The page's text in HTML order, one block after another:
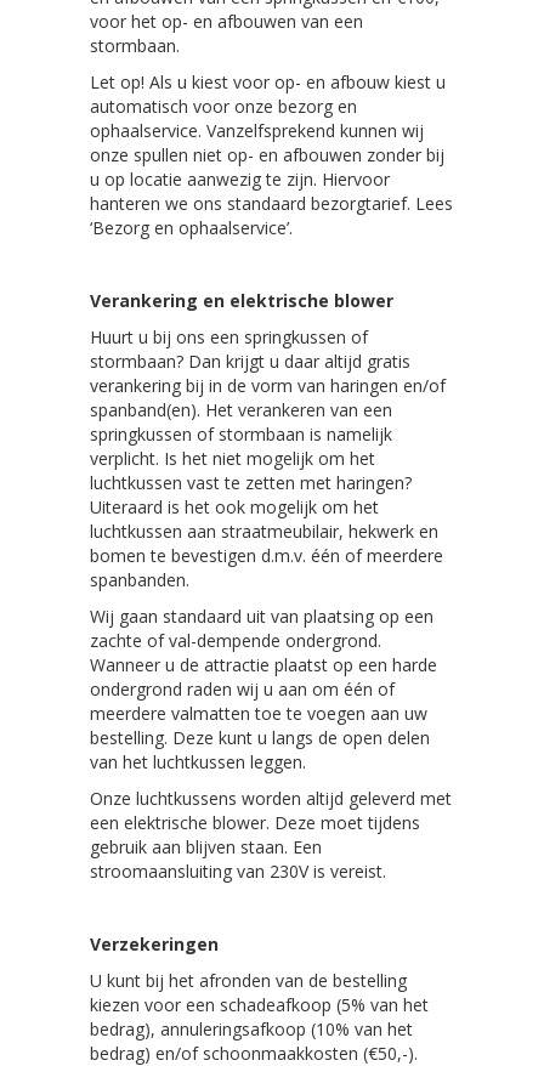
voor het op- en afbouwen van een
stormbaan.
Let op! Als u kiest voor op- en afbouw kiest u
automatisch voor onze bezorg en
ophaalservice. Vanzelfsprekend kunnen wij
onze spullen niet op- en afbouwen zonder bij
u op locatie aanwezig te zijn. Hiervoor
hanteren we ons standaard bezorgtarief. Lees
‘Bezorg en ophaalservice’.
Verankering en elektrische blower
Huurt u bij ons een springkussen of
stormbaan? Dan krijgt u daar altijd gratis
verankering bij in de vorm van haringen en/of
spanband(en). Het verankeren van een
springkussen of stormbaan is namelijk
verplicht. Is het niet mogelijk om het
luchtkussen vast te zetten met haringen?
Uiteraard is het ook mogelijk om het
luchtkussen aan straatmeubilair, hekwerk en
bomen te bevestigen d.m.v. één of meerdere
spanbanden.
Wij gaan standaard uit van plaatsing op een
zachte of val-dempende ondergrond.
Wanneer u de attractie plaatst op een harde
ondergrond raden wij u aan om één of
meerdere valmatten toe te voegen aan uw
bestelling. Deze kunt u langs de open delen
van het luchtkussen leggen.
Onze luchtkussens worden altijd geleverd met
een elektrische blower. Deze moet tijdens
gebruik aan blijven staan. Een
stroomaansluiting van 230V is vereist.
Verzekeringen
U kunt bij het afronden van de bestelling
kiezen voor een schadeafkoop (5% van het
bedrag), annuleringsafkoop (10% van het
bedrag) en/of schoonmaakkosten (€50,-).